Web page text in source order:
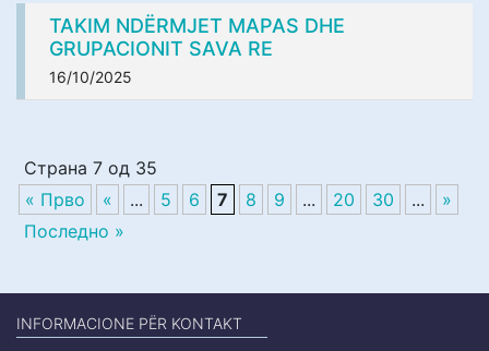
TAKIM NDËRMJET MAPAS DHE
GRUPACIONIT SAVA RE
16/10/2025
Страна 7 од 35
« Прво
« ... 5 6 7 8 9 ... 20 30 ...
»
Последно »
INFORMACIONE PËR KONTAKT